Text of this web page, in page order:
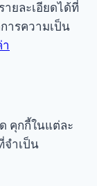
ยละเอียดได้ที่
ารความเป็น
คุกกี้ในแต่ละ
จำเป็น